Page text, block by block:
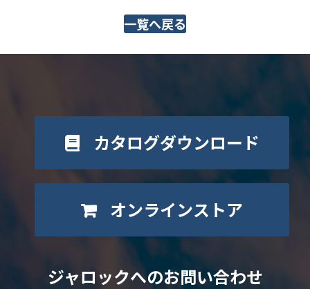
一覧へ戻る
カタログダウンロード
オンラインストア
ジャロックへのお問い合わせ